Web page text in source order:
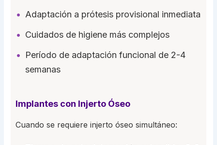
Adaptación a prótesis provisional inmediata
Cuidados de higiene más complejos
Período de adaptación funcional de 2-4
semanas
Implantes con Injerto Óseo
Cuando se requiere injerto óseo simultáneo: